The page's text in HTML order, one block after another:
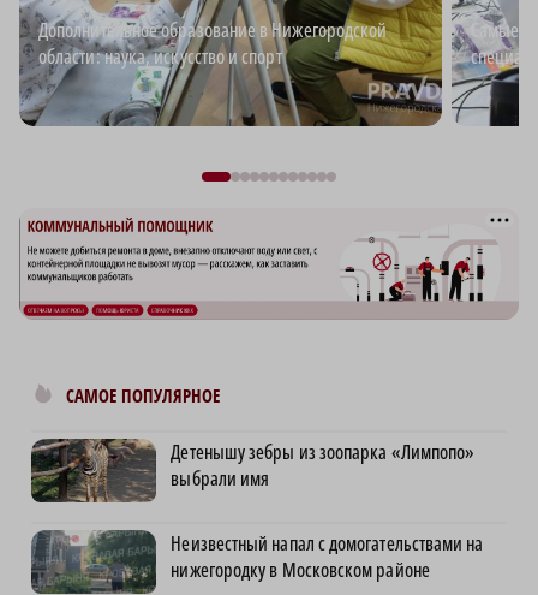
Дополнительное образование в Нижегородской
области: наука, искусство и спорт
Самые
САМОЕ ПОПУЛЯРНОЕ
Детенышу зебры из зоопарка «Лимпопо»
выбрали имя
Неизвестный напал с домогательствами на
нижегородку в Московском районе